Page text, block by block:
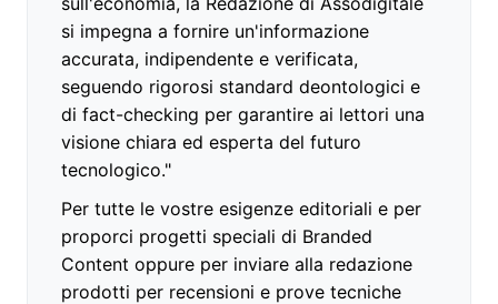
si impegna a fornire un'informazione
accurata, indipendente e verificata,
seguendo rigorosi standard deontologici e
di fact-checking per garantire ai lettori una
visione chiara ed esperta del futuro
tecnologico."
Per tutte le vostre esigenze editoriali e per
proporci progetti speciali di Branded
Content oppure per inviare alla redazione
prodotti per recensioni e prove tecniche